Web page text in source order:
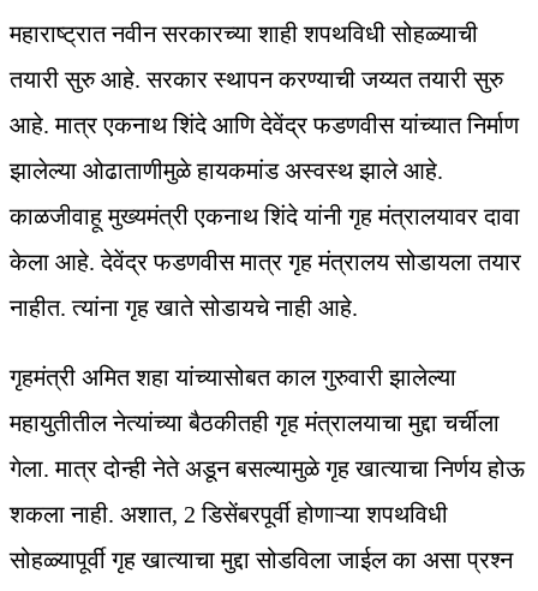
महाराष्ट्रात नवीन सरकारच्या शाही शपथविधी सोहळ्याची
तयारी सुरु आहे. सरकार स्थापन करण्याची जय्यत तयारी सुरु
आहे. मात्र एकनाथ शिंदे आणि देवेंद्र फडणवीस यांच्यात निर्माण
झालेल्या ओढाताणीमुळे हायकमांड अस्वस्थ झाले आहे.
काळजीवाहू मुख्यमंत्री एकनाथ शिंदे यांनी गृह मंत्रालयावर दावा
केला आहे. देवेंद्र फडणवीस मात्र गृह मंत्रालय सोडायला तयार
नाहीत. त्यांना गृह खाते सोडायचे नाही आहे.
गृहमंत्री अमित शहा यांच्यासोबत काल गुरुवारी झालेल्या
महायुतीतील नेत्यांच्या बैठकीतही गृह मंत्रालयाचा मुद्दा चर्चीला
गेला. मात्र दोन्ही नेते अडून बसल्यामुळे गृह खात्याचा निर्णय होऊ
शकला नाही. अशात, 2 डिसेंबरपूर्वी होणाऱ्या शपथविधी
सोहळ्यापूर्वी गृह खात्याचा मुद्दा सोडविला जाईल का असा प्रश्न